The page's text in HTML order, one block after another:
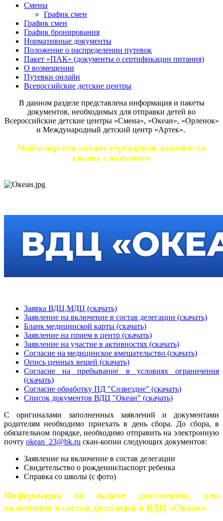
Смены
График смен
График смен
График бронирования
Нормативные документы
Положение о распределении путевок
Пакет «ПАК» (документы о сертификации питания)
О возмещении
Путевки онлайн
Всероссийские детские центры
В данном разделе представлена информация и пакеты
документов, необходимых для отправки детей во
Всероссийские детские центры «Смена», «Океан», «Орленок»
и Международный детский центр «Артек».
Чтобы перейти на сайт учреждения, нажмите на
кнопку с названием
Заявка ВДЦ,МДЦ (скачать)
Заявление на включение в состав делегации (скачать)
Бланк медицинской карты (скачать)
Заявление на прием в центр (скачать)
Заявление на участие в активностях (скачать)
Согласие на медицинское вмешательство (скачать)
Опись ценных вещей (скачать)
Согласие на пребывание в условиях ограничения
(скачать)
Согласие обработку ПД "Созвездие" (скачать)
Список документов ВДЦ "Океан" (скачать)
С оригиналами заполненных заявлений и документами
родителям необходимо приехать в день сбора. До сбора, в
обязательном порядке, необходимо отправить на электронную
почту okean_23@bk.ru скан-копии следующих документов:
Заявление на включение в состав делегации
Свидетельство о рождении/паспорт ребенка
Справка со школы (с фото)
Информация по подаче документов, для
включения в состав делегации в ВДЦ «Океан»